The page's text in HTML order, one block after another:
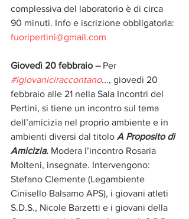
complessiva del laboratorio è di circa
90 minuti. Info e iscrizione obbligatoria:
fuoripertini@gmail.com
Giovedì 20 febbraio – Per
#igiovaniciraccontano..., giovedì 20
febbraio alle 21 nella Sala Incontri del
Pertini, si tiene un incontro sul tema
dell’amicizia nel proprio ambiente e in
ambienti diversi dal titolo A Proposito di
Amicizia. Modera l’incontro Rosaria
Molteni, insegnate. Intervengono:
Stefano Clemente (Legambiente
Cinisello Balsamo APS), i giovani atleti
S.D.S., Nicole Barzetti e i giovani della